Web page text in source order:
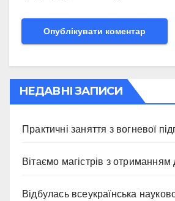
НЕДАВНІ ЗАПИСИ
Практичні заняття з вогневої
Вітаємо магістрів з отриманням
Відбулась всеукраїнська